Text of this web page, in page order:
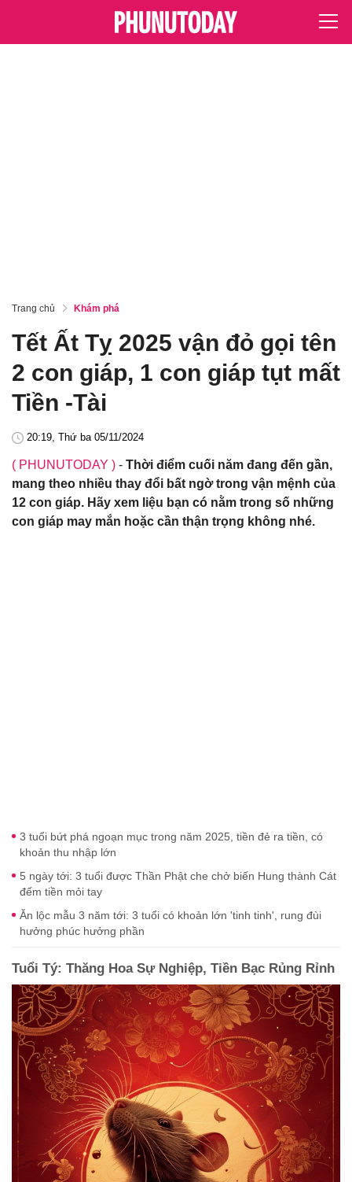
Trang chủ Khám phá
Tết Ất Tỵ 2025 vận đỏ gọi tên
2 con giáp, 1 con giáp tụt mất
Tiền -Tài
20:19, Thứ ba 05/11/2024
( PHUNUTODAY ) - Thời điểm cuối năm đang đến gần,
mang theo nhiều thay đổi bất ngờ trong vận mệnh của
12 con giáp. Hãy xem liệu bạn có nằm trong số những
con giáp may mắn hoặc cần thận trọng không nhé.
3 tuổi bứt phá ngoạn mục trong năm 2025, tiền đẻ ra tiền, có
khoản thu nhập lớn
5 ngày tới: 3 tuổi được Thần Phật che chở biến Hung thành Cát
đếm tiền mỏi tay
Ăn lộc mẫu 3 năm tới: 3 tuổi có khoản lớn 'tinh tinh', rung đùi
hưởng phúc hưởng phần
Tuổi Tý: Thăng Hoa Sự Nghiệp, Tiền Bạc Rủng Rỉnh